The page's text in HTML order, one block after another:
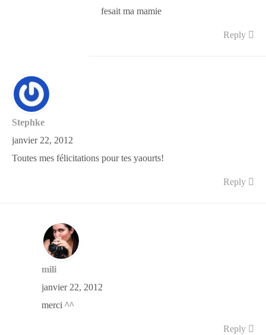
fesait ma mamie
Reply
Stephke
janvier 22, 2012
Toutes mes félicitations pour tes yaourts!
Reply
mili
janvier 22, 2012
merci ^^
Reply